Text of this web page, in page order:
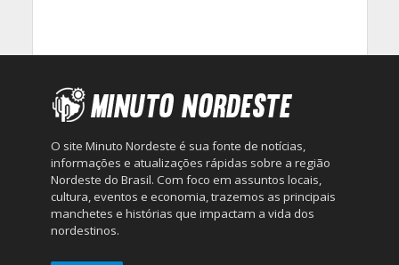
O site Minuto Nordeste é sua fonte de notícias,
informações e atualizações rápidas sobre a região
Nordeste do Brasil. Com foco em assuntos locais,
cultura, eventos e economia, trazemos as principais
manchetes e histórias que impactam a vida dos
nordestinos.